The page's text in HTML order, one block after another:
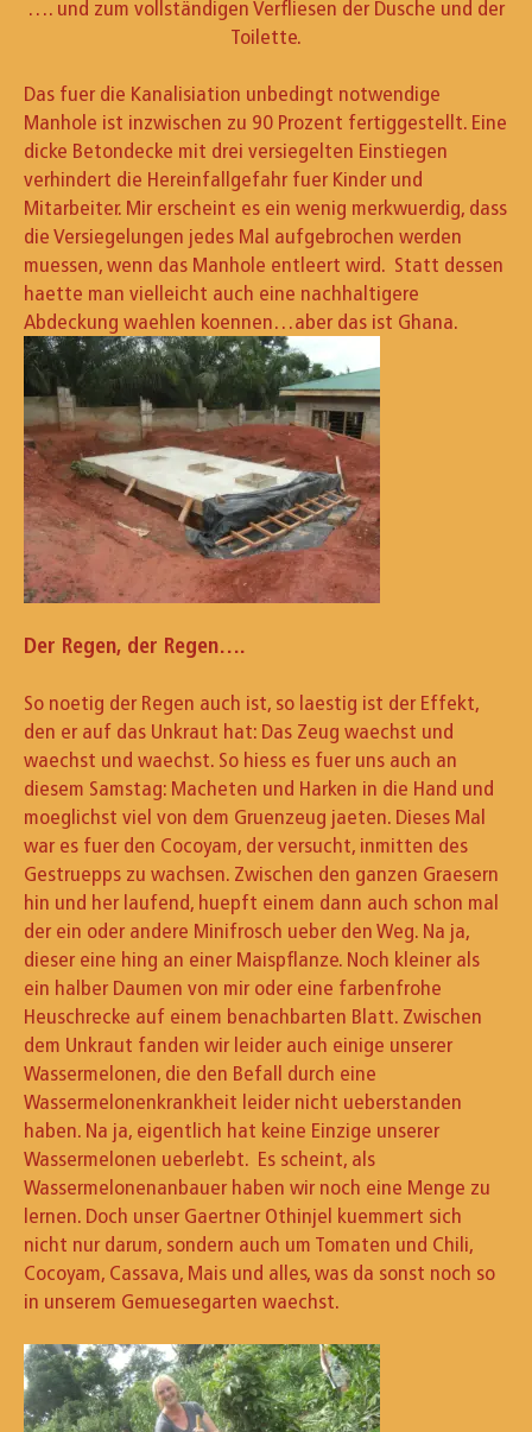
…. und zum vollständigen Verfliesen der Dusche und der
Toilette.
Das fuer die Kanalisiation unbedingt notwendige
Manhole ist inzwischen zu 90 Prozent fertiggestellt. Eine
dicke Betondecke mit drei versiegelten Einstiegen
verhindert die Hereinfallgefahr fuer Kinder und
Mitarbeiter. Mir erscheint es ein wenig merkwuerdig, dass
die Versiegelungen jedes Mal aufgebrochen werden
muessen, wenn das Manhole entleert wird. Statt dessen
haette man vielleicht auch eine nachhaltigere
Abdeckung waehlen koennen…aber das ist Ghana.
Der Regen, der Regen….
So noetig der Regen auch ist, so laestig ist der Effekt,
den er auf das Unkraut hat: Das Zeug waechst und
waechst und waechst. So hiess es fuer uns auch an
diesem Samstag: Macheten und Harken in die Hand und
moeglichst viel von dem Gruenzeug jaeten. Dieses Mal
war es fuer den Cocoyam, der versucht, inmitten des
Gestruepps zu wachsen. Zwischen den ganzen Graesern
hin und her laufend, huepft einem dann auch schon mal
der ein oder andere Minifrosch ueber den Weg. Na ja,
dieser eine hing an einer Maispflanze. Noch kleiner als
ein halber Daumen von mir oder eine farbenfrohe
Heuschrecke auf einem benachbarten Blatt. Zwischen
dem Unkraut fanden wir leider auch einige unserer
Wassermelonen, die den Befall durch eine
Wassermelonenkrankheit leider nicht ueberstanden
haben. Na ja, eigentlich hat keine Einzige unserer
Wassermelonen ueberlebt. Es scheint, als
Wassermelonenanbauer haben wir noch eine Menge zu
lernen. Doch unser Gaertner Othinjel kuemmert sich
nicht nur darum, sondern auch um Tomaten und Chili,
Cocoyam, Cassava, Mais und alles, was da sonst noch so
in unserem Gemuesegarten waechst.